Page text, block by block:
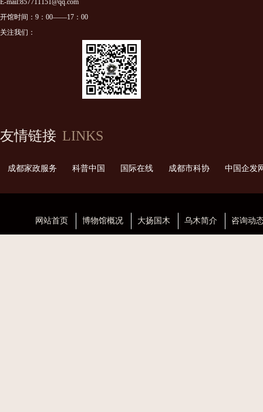
开馆时间：9：00——17：00
关注我们：
友情链接 LINKS
成都家政服务 科普中国 国际在线 成都市科协 中国企发
网站首页 博物馆概况 大扬国木 乌木简介 咨询动